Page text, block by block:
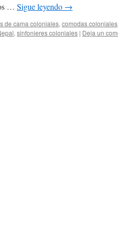
… Sigue leyendo →
de cama coloniales, comodas coloniales
, sinfonieres coloniales | Deja un